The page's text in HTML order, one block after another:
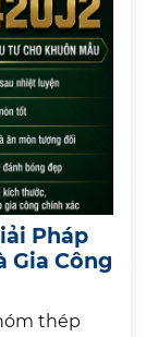
Pháp
Gia Công
thép